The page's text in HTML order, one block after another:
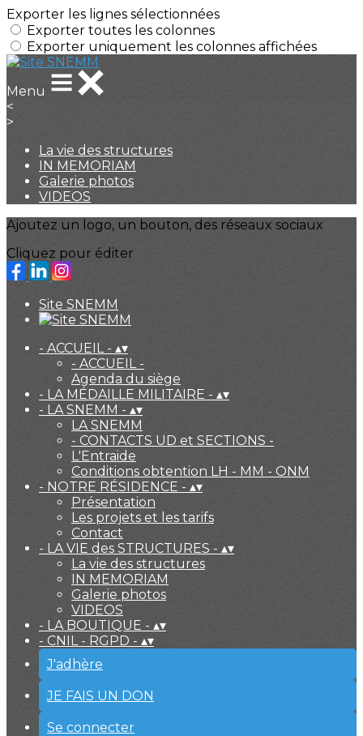
Exporter les lignes sélectionnées
Exporter toutes les colonnes
Exporter uniquement les colonnes affichées
Menu
<
>
La vie des structures
IN MEMORIAM
Galerie photos
VIDEOS
Ajoutez un logo, un bouton, des réseaux sociaux
Cliquez pour éditer
Site SNEMM
- ACCUEIL - ▴▾
- ACCUEIL -
Agenda du siège
- LA MÉDAILLE MILITAIRE - ▴▾
- LA SNEMM - ▴▾
LA SNEMM
- CONTACTS UD et SECTIONS -
L'Entraide
Conditions obtention LH - MM - ONM
- NOTRE RÉSIDENCE - ▴▾
Présentation
Les projets et les tarifs
Contact
- LA VIE des STRUCTURES - ▴▾
La vie des structures
IN MEMORIAM
Galerie photos
VIDEOS
- LA BOUTIQUE - ▴▾
- CNIL - RGPD - ▴▾
J'adhère
JE FAIS UN DON
Se connecter